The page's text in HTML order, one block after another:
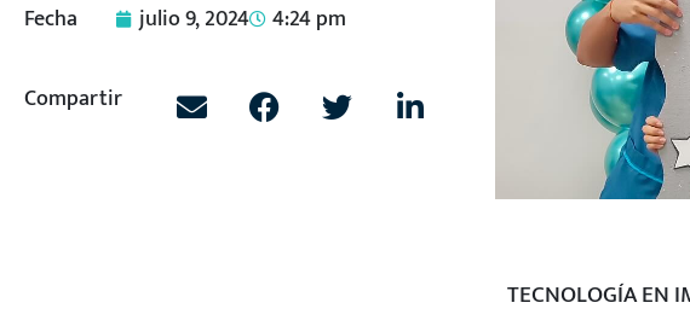
Fecha julio 9, 2024 4:24 pm
Compartir
TECNOLOGÍA EN